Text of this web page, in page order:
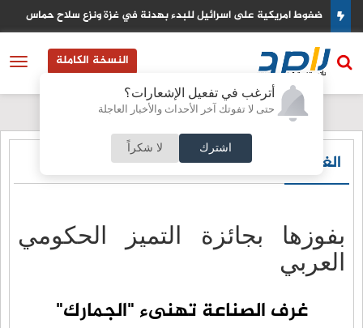
أترغب في تفعيل الإشعارات؟
حتى لا تفوتك آخر الأحداث والأخبار العاجلة
اشترك لا شكراً
ضغوط امريكية على اسرائيل للبدء بهدنة في غزة ونزع سلاح حماس
النسخة الكاملة
الغرف و النقابات
بفوزها بجائزة التميز الحكومي
العربي
غرف الصناعة تهنىء "الجمارك"